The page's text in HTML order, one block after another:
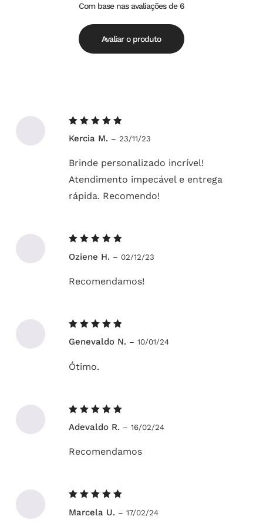
Avaliação
5.00de
5
Com base nas avaliações de 6
Avaliar o produto
5de 5
Kercia M. – 23/11/23
Brinde personalizado incrível!
Atendimento impecável e entrega
rápida. Recomendo!
5de 5
Oziene H. – 02/12/23
Recomendamos!
5de 5
Genevaldo N. – 10/01/24
Ótimo.
5de 5
Adevaldo R. – 16/02/24
Recomendamos
5de 5
Marcela U. – 17/02/24